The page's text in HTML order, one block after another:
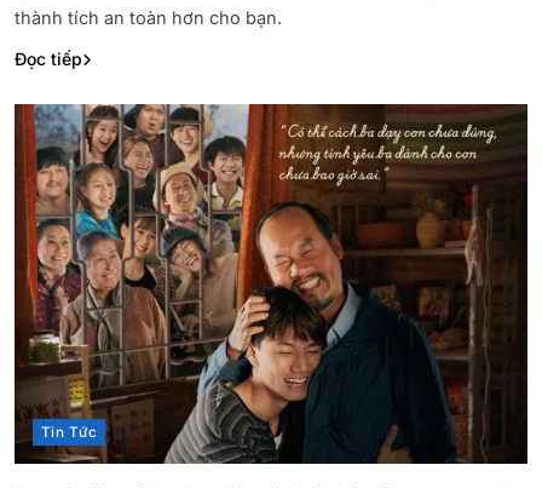
thành tích an toàn hơn cho bạn.
Đọc tiếp
Tin Tức